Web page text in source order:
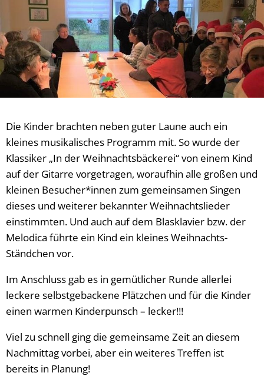
Die Kinder brachten neben guter Laune auch ein
kleines musikalisches Programm mit. So wurde der
Klassiker „In der Weihnachtsbäckerei“ von einem Kind
auf der Gitarre vorgetragen, woraufhin alle großen und
kleinen Besucher*innen zum gemeinsamen Singen
dieses und weiterer bekannter Weihnachtslieder
einstimmten. Und auch auf dem Blasklavier bzw. der
Melodica führte ein Kind ein kleines Weihnachts-
Ständchen vor.
Im Anschluss gab es in gemütlicher Runde allerlei
leckere selbstgebackene Plätzchen und für die Kinder
einen warmen Kinderpunsch – lecker!!!
Viel zu schnell ging die gemeinsame Zeit an diesem
Nachmittag vorbei, aber ein weiteres Treffen ist
bereits in Planung!